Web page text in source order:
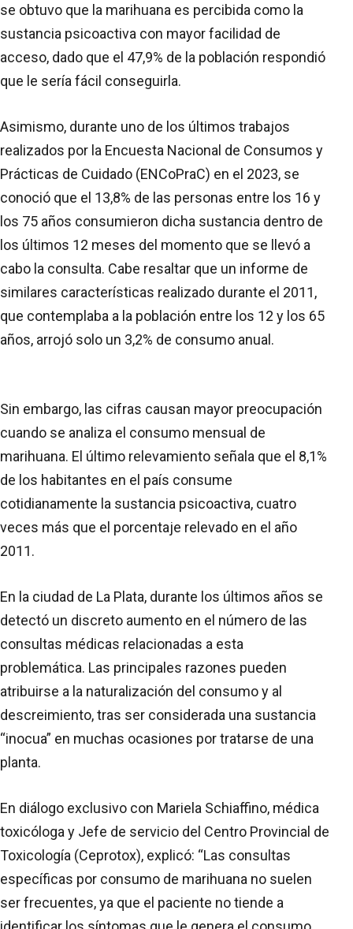
se obtuvo que la marihuana es percibida como la
sustancia psicoactiva con mayor facilidad de
acceso, dado que el 47,9% de la población respondió
que le sería fácil conseguirla.
Asimismo, durante uno de los últimos trabajos
realizados por la Encuesta Nacional de Consumos y
Prácticas de Cuidado (ENCoPraC) en el 2023, se
conoció que el 13,8% de las personas entre los 16 y
los 75 años consumieron dicha sustancia dentro de
los últimos 12 meses del momento que se llevó a
cabo la consulta. Cabe resaltar que un informe de
similares características realizado durante el 2011,
que contemplaba a la población entre los 12 y los 65
años, arrojó solo un 3,2% de consumo anual.
Sin embargo, las cifras causan mayor preocupación
cuando se analiza el consumo mensual de
marihuana. El último relevamiento señala que el 8,1%
de los habitantes en el país consume
cotidianamente la sustancia psicoactiva, cuatro
veces más que el porcentaje relevado en el año
2011.
En la ciudad de La Plata, durante los últimos años se
detectó un discreto aumento en el número de las
consultas médicas relacionadas a esta
problemática. Las principales razones pueden
atribuirse a la naturalización del consumo y al
descreimiento, tras ser considerada una sustancia
“inocua” en muchas ocasiones por tratarse de una
planta.
En diálogo exclusivo con Mariela Schiaffino, médica
toxicóloga y Jefe de servicio del Centro Provincial de
Toxicología (Ceprotox), explicó: “Las consultas
específicas por consumo de marihuana no suelen
ser frecuentes, ya que el paciente no tiende a